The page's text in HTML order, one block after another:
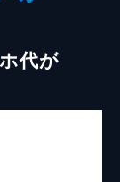
代が